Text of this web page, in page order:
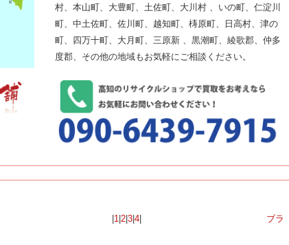
村、本山町、大豊町、土佐町、大川村 、いの町、仁淀川
町、中土佐町、佐川町、越知町、梼原町、日高村、津の
町、四万十町、大月町、三原新 、黒潮町、綾歌郡、仲多
度郡、その他の地域もお気軽にご相談ください。
|1 |2|3|4| ブラ